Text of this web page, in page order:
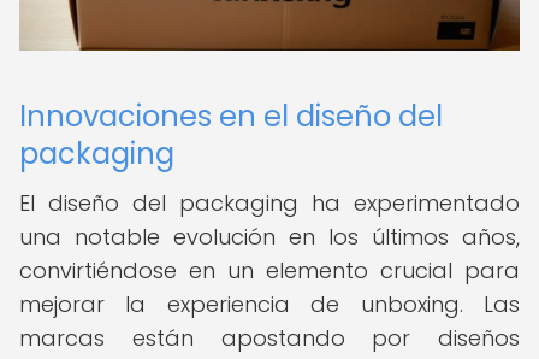
Innovaciones en el diseño del
packaging
El diseño del packaging ha experimentado
una notable evolución en los últimos años,
convirtiéndose en un elemento crucial para
mejorar la experiencia de unboxing. Las
marcas están apostando por diseños